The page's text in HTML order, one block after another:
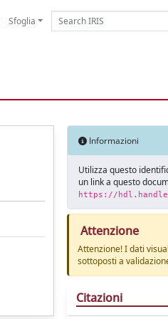
Sfoglia
Informazioni
Utilizza questo
un link a questo
https://
Attenzione
Attenzione! I dati
sottoposti a
Citazioni